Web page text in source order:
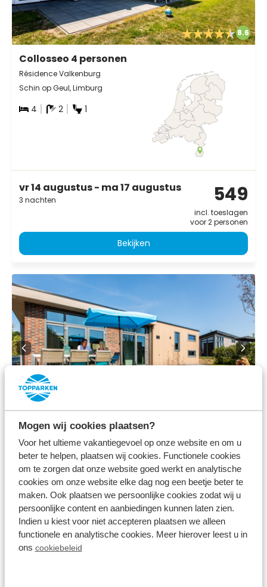
Mogen wij cookies plaatsen?
Voor het ultieme vakantiegevoel op onze website en om u
beter te helpen, plaatsen wij cookies. Functionele cookies
om te zorgen dat onze website goed werkt en analytische
cookies om onze website elke dag nog een beetje beter te
maken. Ook plaatsen we persoonlijke cookies zodat wij u
persoonlijke content en aanbiedingen kunnen laten zien.
Indien u kiest voor niet accepteren plaatsen we alleen
functionele en analytische cookies. Meer hierover leest u in
ons cookiebeleid
8.6
Collosseo 4 personen
Résidence Valkenburg
Schin op Geul, Limburg
4 2 1
vr 14 augustus - ma 17 augustus
3 nachten 549
incl. toeslagen
voor 2 personen
Bekijken
Module Special 6
personen
Résidence Valkenburg
Schin op Geul, Limburg
6 1 1